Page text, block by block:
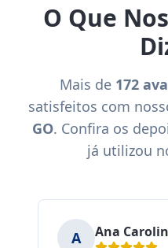
O Que
Mais de 172
satisfeitos com
GO. Confira os
já utilizou
A Ana